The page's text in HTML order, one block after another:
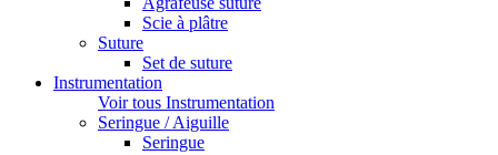
Scie à plâtre
Suture
Set de suture
Instrumentation
Voir tous Instrumentation
Seringue / Aiguille
Seringue